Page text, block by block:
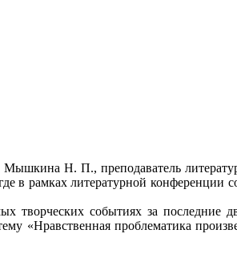
Н. П., преподаватель
в рамках литературной конференции
творческих событиях за
«Нравственная проблематика